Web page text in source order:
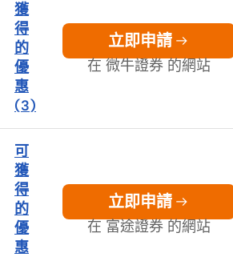
獲
得
的
優
惠
(3)
立即申請
在 微牛證券 的網站
可
獲
得
的
優
惠
立即申請
在 富途證券 的網站